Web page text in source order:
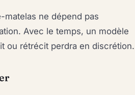
matelas ne dépend pas
Avec le temps, un modèle
ou rétrécit perdra en discrétion.